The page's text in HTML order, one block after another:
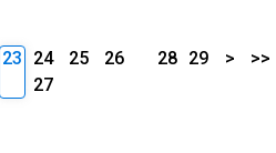
23 24 25
26
27
28 29 > >>